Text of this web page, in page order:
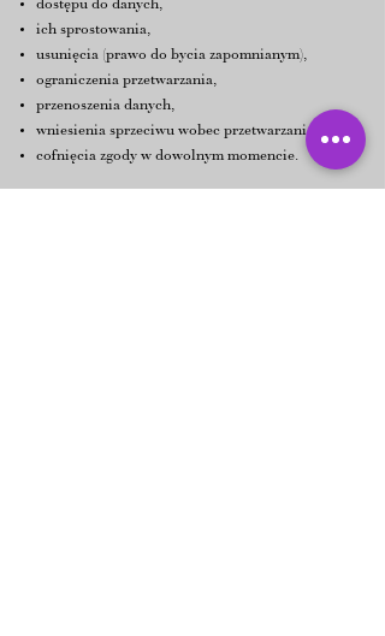
dostępu do danych,
ich sprostowania,
usunięcia (prawo do bycia zapomnianym),
ograniczenia przetwarzania,
przenoszenia danych,
wniesienia sprzeciwu wobec przetwarzania,
cofnięcia zgody w dowolnym momencie.